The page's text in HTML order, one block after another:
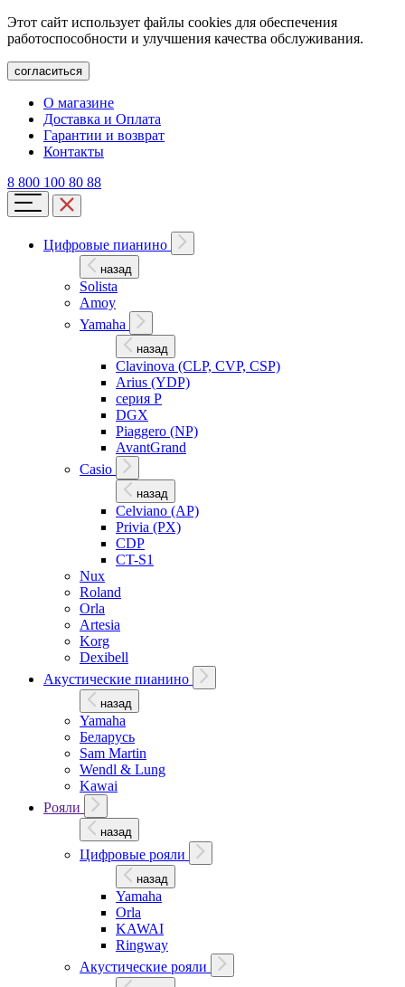
Этот сайт использует файлы cookies для обеспечения
работоспособности и улучшения качества обслуживания.
согласиться
О магазине
Доставка и Оплата
Гарантии и возврат
Контакты
8 800 100 80 88
Цифровые пианино
назад
Solista
Amoy
Yamaha
назад
Clavinova (CLP, CVP, CSP)
Arius (YDP)
серия P
DGX
Piaggero (NP)
AvantGrand
Casio
назад
Celviano (AP)
Privia (PX)
CDP
CT-S1
Nux
Roland
Orla
Artesia
Korg
Dexibell
Акустические пианино
назад
Yamaha
Беларусь
Sam Martin
Wendl & Lung
Kawai
Рояли
назад
Цифровые рояли
назад
Yamaha
Orla
KAWAI
Ringway
Акустические рояли